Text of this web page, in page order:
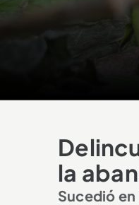
la
Sucedió